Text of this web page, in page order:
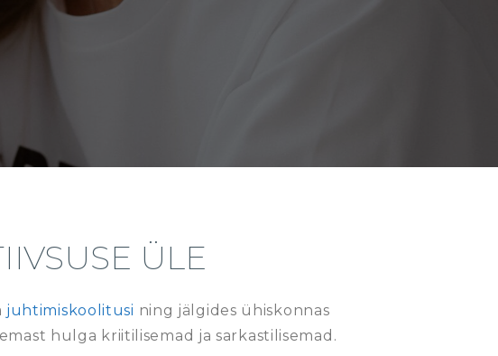
ÜLE
juhtimiskoolitusi ning jälgides ühiskonnas
hulga kriitilisemad ja sarkastilisemad.